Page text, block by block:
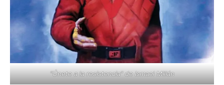
"Únete a la resistencia" de Ismael Millán